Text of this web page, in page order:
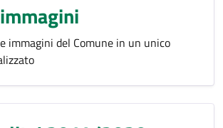
immagini del Comune in un unico